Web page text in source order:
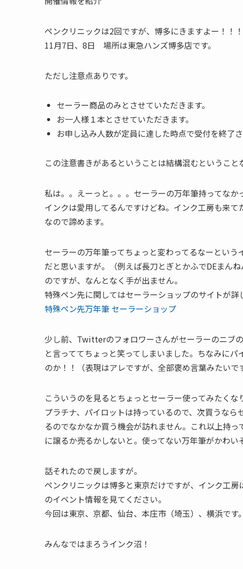
ペンクリニックは2回ですが、博多にきますよー！！
11月7日、8日 場所は東急ハンズ博多店です。
ただし注意点ありです。
セーラー商品のみとさせていただきます。
お一人様１本とさせていただきます。
お申し込み人数が定員に達した時点で受付を終了さ
この注意書きがあるということは結構混むというこ
私は。。えーっと。。。セーラーの万年筆持ってなか
インクは愛用してるんですけどね。インク工房も来
なので諦めます。
セーラーの万年筆ってちょっと変わってるなーとい
だと思いますが。（例えば長刀とぎとかふでDEまん
のですが、なんとなく手が出ません。
特殊ペン先に関してはセーラーショップのサイトが詳
特殊ペン先万年筆 セーラーショップ
少し前、Twitterのフォロワーさんがセーラーのニブ
と言っててちょっと笑ってしまいました。ちなみに
のか！！（表現はアレですが、全部褒め言葉みたいで
こういうのを見るとちょっとセーラー使ってみたくな
プラチナ、パイロットは持っているので、次買うな
るのでなかなか買う機会が訪れません。これ以上持
に譲るか売るかしないと。使ってない万年筆がかわい
話それたので戻しますが。
ペンクリニックは博多と東京だけですが、インク工
のイベント情報を見てください。
今回は東京、京都、仙台、本庄市（埼玉）、横浜です。
みんなではまろうインク沼！